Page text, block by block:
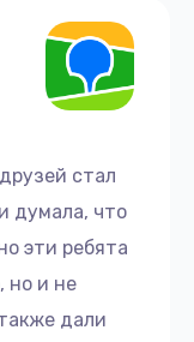
стал
думала, что
эти ребята
но и не
дали